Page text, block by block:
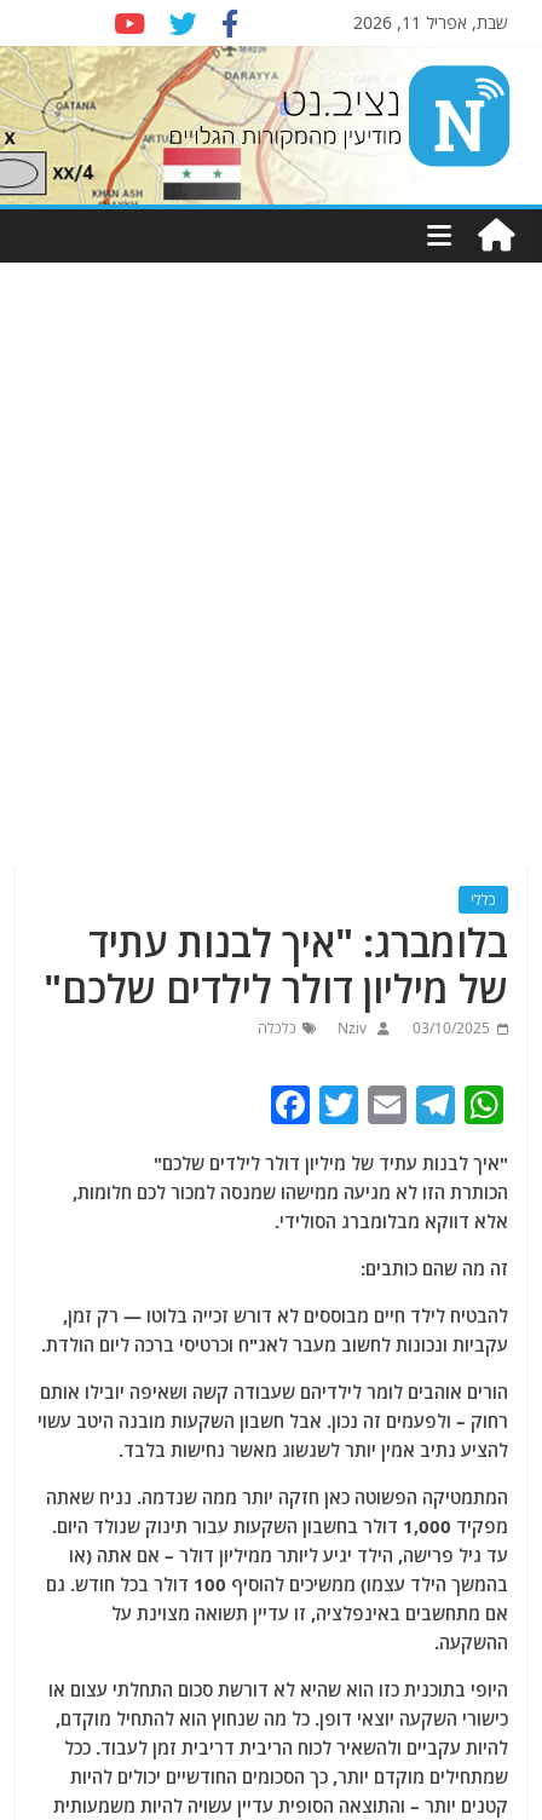
שבת, אפריל 11, 2026
Nziv.net
מודיעין
מהמקורות
כללי
בלומברג: "איך לבנות עתיד
של מיליון דולר לילדים שלכם"
03/10/2025
Nziv כלכלה
W
h
at
s
A
p
p
T
e
g
ra
m
E
m
ai
l
T
itt
er
a
c
o
o
k
"איך לבנות עתיד של מיליון דולר לילדים שלכם"
הכותרת הזו לא מגיעה ממישהו שמנסה למכור לכם חלומות,
אלא דווקא מבלומברג הסולידי.
זה מה שהם כותבים:
להבטיח לילד חיים מבוססים לא דורש זכייה בלוטו — רק זמן,
עקביות ונכונות לחשוב מעבר לאג"ח וכרטיסי ברכה ליום הולדת.
הורים אוהבים לומר לילדיהם שעבודה קשה ושאיפה יובילו אותם
רחוק – ולפעמים זה נכון. אבל חשבון השקעות מובנה היטב עשוי
להציע נתיב אמין יותר לשגשוג מאשר נחישות בלבד.
המתמטיקה הפשוטה כאן חזקה יותר ממה שנדמה. נניח שאתה
מפקיד 1,000 דולר בחשבון השקעות עבור תינוק שנולד היום.
עד גיל פרישה, הילד יגיע ליותר ממיליון דולר – אם אתה (או
בהמשך הילד עצמו) ממשיכים להוסיף 100 דולר בכל חודש. גם
אם מתחשבים באינפלציה, זו עדיין תשואה מצוינת על
ההשקעה.
היופי בתוכנית כזו הוא שהיא לא דורשת סכום התחלתי עצום או
כישורי השקעה יוצאי דופן. כל מה שנחוץ הוא להתחיל מוקדם,
להיות עקביים ולהשאיר לכוח הריבית דריבית זמן לעבוד. ככל
שמתחילים מוקדם יותר, כך הסכומים החודשיים יכולים להיות
קטנים יותר – והתוצאה הסופית עדיין עשויה להיות משמעותית